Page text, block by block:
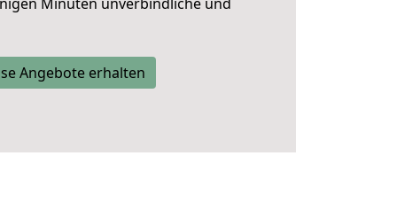
Angebote erhalten